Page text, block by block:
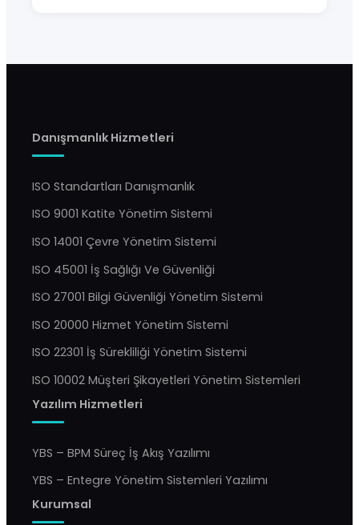
Danışmanlık Hizmetleri
ISO Standartları Danışmanlık
ISO 9001 Katite Yönetim Sistemi
ISO 14001 Çevre Yönetim Sistemi
ISO 45001 İş Sağlığı Ve Güvenliği
ISO 27001 Bilgi Güvenliği Yönetim Sistemi
ISO 20000 Hizmet Yönetim Sistemi
ISO 22301 İş Sürekliliği Yönetim Sistemi
ISO 10002 Müşteri Şikayetleri Yönetim Sistemleri
Yazılım Hizmetleri
YBS – BPM Süreç İş Akış Yazılımı
YBS – Entegre Yönetim Sistemleri Yazılımı
Kurumsal